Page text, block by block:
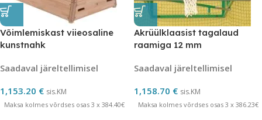
Võimlemiskast viieosaline
kunstnahk
Saadaval järeltellimisel
1,153.20 € sis.KM
Maksa kolmes võrdses osas 3 x 384.40€
Akrüülklaasist tagalaud
raamiga 12 mm
Saadaval järeltellimisel
1,158.70 € sis.KM
Maksa kolmes võrdses osas 3 x 386.23€